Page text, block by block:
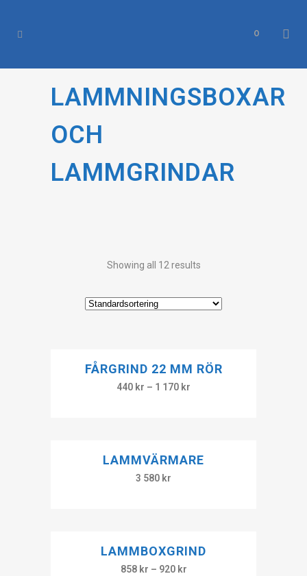
0
LAMMNINGSBOXAR
OCH
LAMMGRINDAR
Showing all 12 results
FÅRGRIND 22 MM RÖR
440 kr – 1 170 kr
LAMMVÄRMARE
3 580 kr
LAMMBOXGRIND
858 kr – 920 kr